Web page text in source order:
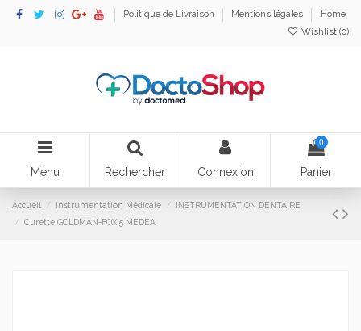
Politique de Livraison Mentions légales
Home
Wishlist (0)
Menu Rechercher Connexion
0
Panier
Accueil Instrumentation Médicale
INSTRUMENTATION DENTAIRE
Curette GOLDMAN-FOX 5 MEDEA